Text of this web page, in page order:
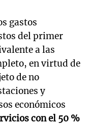
gastos
del primer
a las
en virtud de
de no
y
económicos
con el 50 %